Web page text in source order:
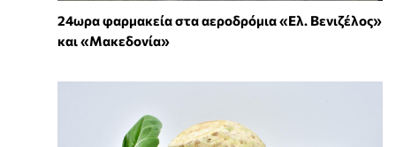
24ωρα φαρμακεία στα αεροδρόμια «Ελ. Βενιζέλος»
και «Μακεδονία»